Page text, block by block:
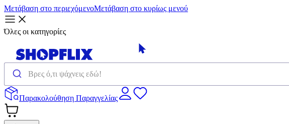
Μετάβαση στο περιεχόμενοΜετάβαση στο κυρίως μενού
Όλες οι κατηγορίες
Παρακολούθηση Παραγγελίας